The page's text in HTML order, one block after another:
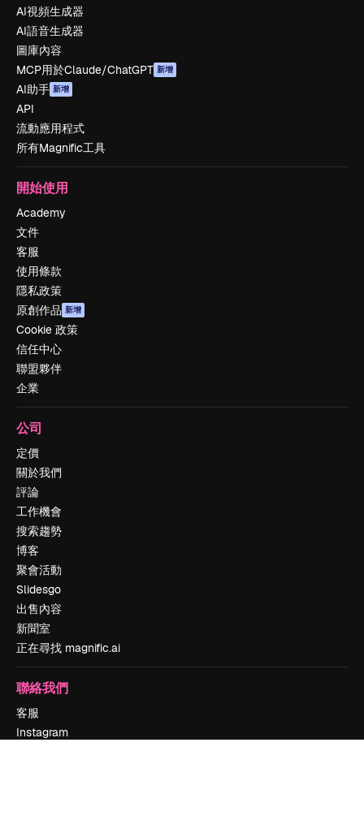
AI視頻生成器
AI語音生成器
圖庫內容
MCP用於Claude/ChatGPT 新增
AI助手 新增
API
流動應用程式
所有Magnific工具
開始使用
Academy
文件
客服
使用條款
隱私政策
原創作品 新增
Cookie 政策
信任中心
聯盟夥伴
企業
公司
定價
關於我們
評論
工作機會
搜索趨勢
博客
聚會活動
Slidesgo
出售內容
新聞室
正在尋找 magnific.ai
聯絡我們
客服
Instagram